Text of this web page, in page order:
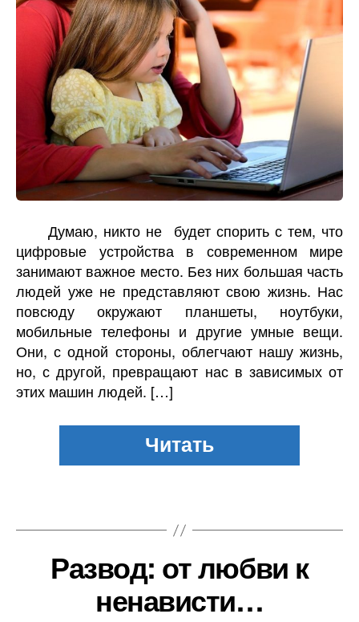
Думаю, никто не будет спорить с тем, что
цифровые устройства в современном мире
занимают важное место. Без них большая часть
людей уже не представляют свою жизнь. Нас
повсюду окружают планшеты, ноутбуки,
мобильные телефоны и другие умные вещи.
Они, с одной стороны, облегчают нашу жизнь,
но, с другой, превращают нас в зависимых от
этих машин людей. […]
Развод: от любви к
ненависти…